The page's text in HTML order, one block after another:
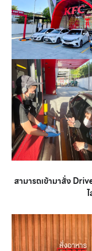
สามารถเข้ามาสั่ง